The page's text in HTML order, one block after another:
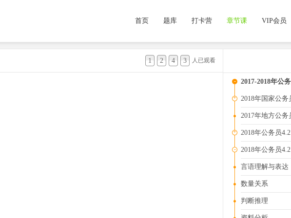
首页 题库 打卡营 章节课 VIP会员
1 2 4 3 人已观看
-
+
+
-
言语理解与表达
数量关系
判断推理